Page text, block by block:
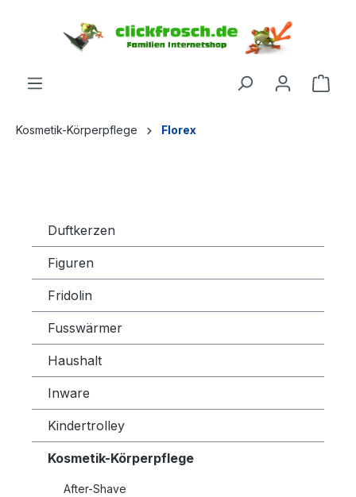
Kosmetik-Körperpflege Florex
Duftkerzen
Figuren
Fridolin
Fusswärmer
Haushalt
Inware
Kindertrolley
Kosmetik-Körperpflege
After-Shave